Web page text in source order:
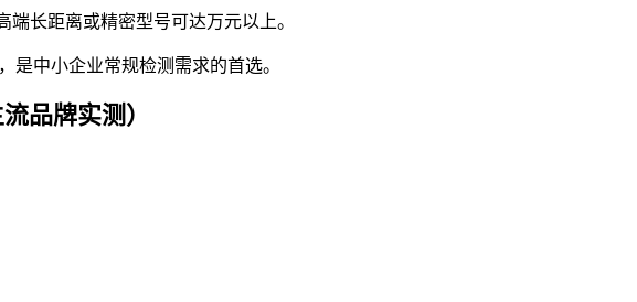
端长距离或精密型号可达万元以上。
是中小企业常规检测需求的首选。
品牌实测）